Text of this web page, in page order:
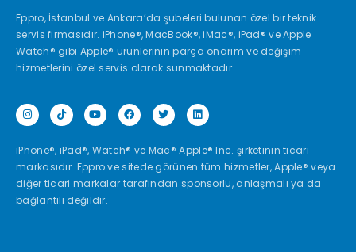
Fppro, İstanbul ve Ankara’da şubeleri bulunan özel bir teknik
servis firmasıdır. iPhone®, MacBook®, iMac®, iPad® ve Apple
Watch® gibi Apple® ürünlerinin parça onarım ve değişim
hizmetlerini özel servis olarak sunmaktadır.
iPhone®, iPad®, Watch® ve Mac® Apple® Inc. şirketinin ticari
markasıdır. Fppro ve sitede görünen tüm hizmetler, Apple® veya
diğer ticari markalar tarafından sponsorlu, anlaşmalı ya da
bağlantılı değildir.